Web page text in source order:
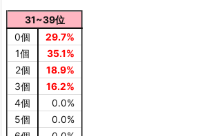
31~39位
0個
29.7%
1個
35.1%
2個
18.9%
3個
16.2%
4個
0.0%
5個
0.0%